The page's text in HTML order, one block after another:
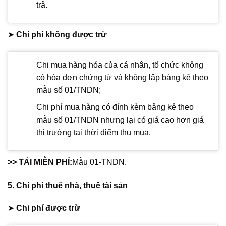
trả.
➤ Chi phí không được trừ
Chi mua hàng hóa của cá nhân, tổ chức không
có hóa đơn chứng từ và không lập bảng kê theo
mẫu số 01/TNDN;
Chi phí mua hàng có đính kèm bảng kê theo
mẫu số 01/TNDN nhưng lại có giá cao hơn giá
thị trường tại thời điểm thu mua.
>> TẢI MIỄN PHÍ:Mẫu 01-TNDN.
5. Chi phí thuê nhà, thuê tài sản
➤ Chi phí được trừ